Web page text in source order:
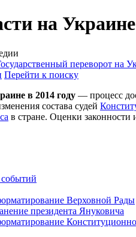
на Украине
переворот на
Перейти к поиску
в 2014 году — процесс
состава судей
в стране. Оценки
Верховной Рады
президента Януковича